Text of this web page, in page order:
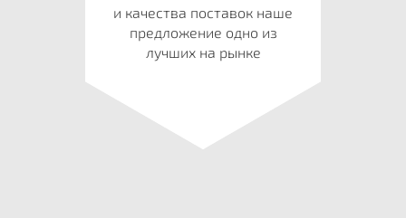
и качества поставок наше
предложение одно из
лучших на рынке